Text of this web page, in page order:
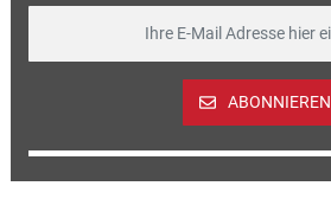
ABONNIEREN